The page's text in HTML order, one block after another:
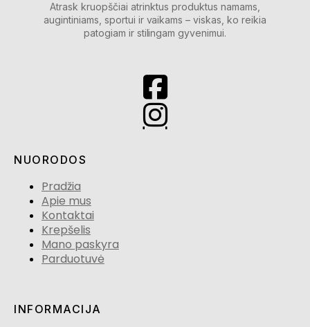
Atrask kruopščiai atrinktus produktus namams,
augintiniams, sportui ir vaikams – viskas, ko reikia
patogiam ir stilingam gyvenimui.
NUORODOS
Pradžia
Apie mus
Kontaktai
Krepšelis
Mano paskyra
Parduotuvė
INFORMACIJA